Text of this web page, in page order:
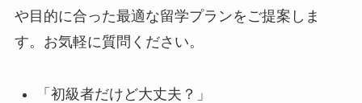
や目的に合った最適な留学プランをご提案しま
す。お気軽に質問ください。
「初級者だけど大丈夫？」